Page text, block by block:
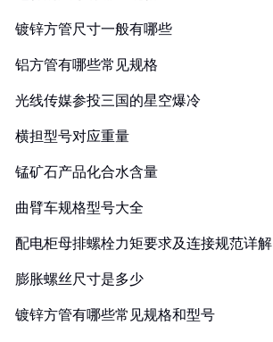
镀锌方管尺寸一般有哪些
铝方管有哪些常见规格
光线传媒参投三国的星空爆冷
横担型号对应重量
锰矿石产品化合水含量
曲臂车规格型号大全
配电柜母排螺栓力矩要求及连接规范详解
膨胀螺丝尺寸是多少
镀锌方管有哪些常见规格和型号